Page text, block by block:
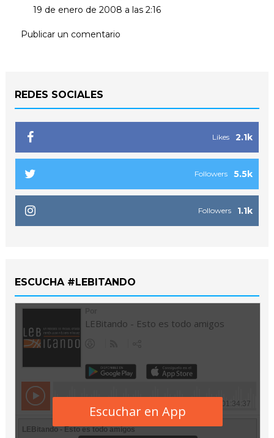
19 de enero de 2008 a las 2:16
Publicar un comentario
REDES SOCIALES
2.1k
Likes
5.5k
Followers
1.1k
Followers
ESCUCHA #LEBITANDO